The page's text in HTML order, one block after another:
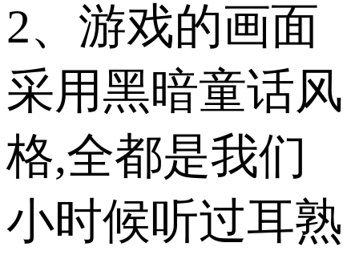
2、游戏的画面
采用黑暗童话风
格,全都是我们
小时候听过耳熟